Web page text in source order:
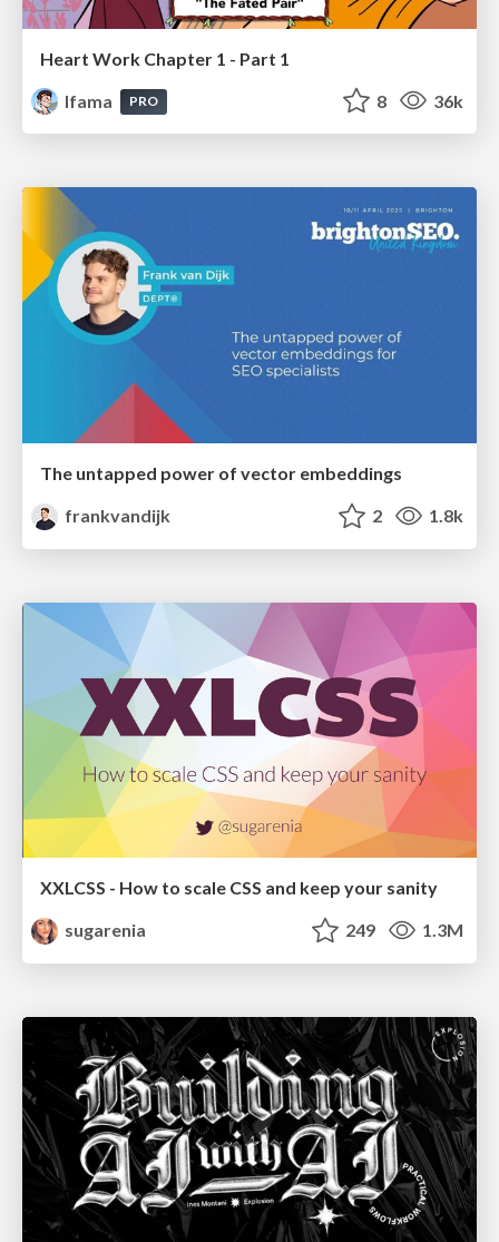
Heart Work Chapter 1 - Part 1
lfama
PRO 8 36k
The untapped power of vector embeddings
frankvandijk
2 1.8k
XXLCSS - How to scale CSS and keep your sanity
sugarenia
249 1.3M